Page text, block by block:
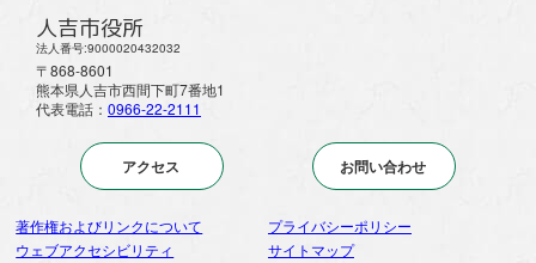
人吉市役所
法人番号:9000020432032
〒868-8601
熊本県人吉市西間下町7番地1
代表電話： 0966-22-2111
アクセス お問い合わせ
著作権およびリンクについて
プライバシーポリシー
ウェブアクセシビリティ
サイトマップ